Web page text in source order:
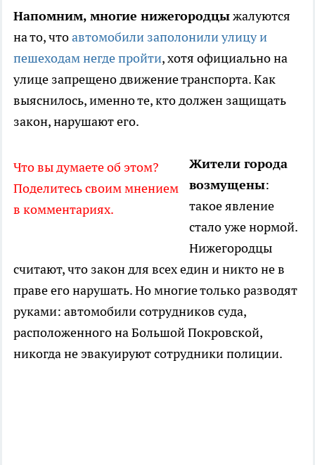
Напомним, многие нижегородцыжалуются
на то, чтоавтомобили заполонили улицу и
пешеходам негде пройти, хотя официально на
улице запрещено движение транспорта. Как
выяснилось, именно те, кто должен защищать
закон, нарушают его.
Что вы думаете об этом?
Поделитесь своим мнением
в комментариях.
Жители города
возмущены:
такое явление
стало уже нормой.
Нижегородцы
считают, что закон для всех един и никто не в
праве его нарушать. Но многие только разводят
руками: автомобили сотрудников суда,
расположенного на Большой Покровской,
никогда не эвакуируют сотрудники полиции.